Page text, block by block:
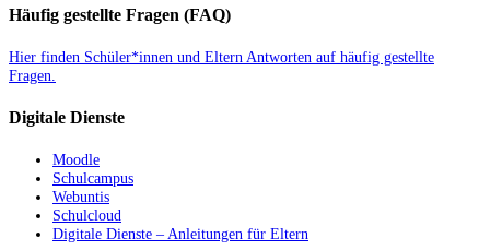
Häufig gestellte Fragen (FAQ)
Hier finden Schüler*innen und Eltern Antworten auf häufig gestellte
Fragen.
Digitale Dienste
Moodle
Schulcampus
Webuntis
Schulcloud
Digitale Dienste – Anleitungen für Eltern